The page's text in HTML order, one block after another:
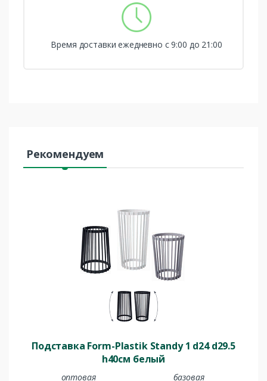
Время доставки ежедневно с 9:00 до 21:00
Рекомендуем
Подставка Form-Plastik Standy 1 d24 d29.5
h40см белый
оптовая базовая